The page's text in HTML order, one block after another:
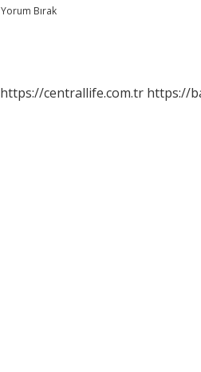
Yorum Bırak
https://centrallife.com.tr https://